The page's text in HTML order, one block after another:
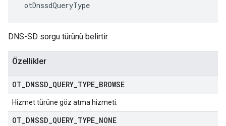
otDnssdQueryType
DNS-SD sorgu türünü belirtir.
Özellikler
OT DNSSD QUERY TYPE BROWSE
Hizmet türüne göz atma hizmeti.
OT DNSSD QUERY TYPE NONE